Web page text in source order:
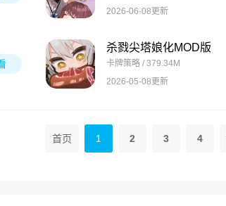
2026-06-08更新
杀戮尖塔娘化MOD版
卡牌策略 / 379.34M
2026-05-08更新
首页 1 2 3 4